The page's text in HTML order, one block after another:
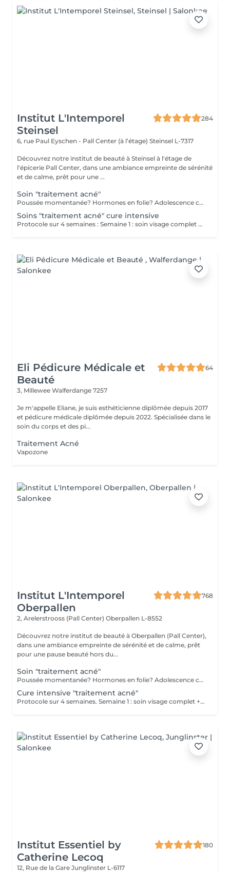
Institut L'Intemporel
Steinsel
284
6, rue Paul Eyschen - Pall Center (à l’étage) Steinsel L-7317
Découvrez notre institut de beauté à Steinsel à l'étage de
l'épicerie Pall Center, dans une ambiance empreinte de sérénité
et de calme, prêt pour une ...
Soin "traitement acné"
Poussée momentanée? Hormones en folie? Adolescence compliquée? Ce soin est pour vous. Le soin visage complet comprend un nettoyage en profondeur de la peau avec vapeur et extraction des comédons, un léger massage suivi de 20' de traitement. LED et un masque apaisant ou purifiant. Le soin flash est conseillé en entretien suite à un soin complet, entre 2 soins par exemple ou si acné plus tenace. Il comprend un nettoyage du visage, un léger massage et le traitement LED 20'. Pourquoi la LED? La puissance de la lumière LED bleue agit rapidement et efficacement pour éliminer l'acné, les imperfections et l'inflammation existantes, sans dessécher la peau. Elle régule également la production de sébum pour prévenir de futures éruptions cutanées, laissant votre peau claire, saine et lisse.
Soins "traitement acné" cure intensive
Protocole sur 4 semaines : Semaine 1 : soin visage complet + un soin flash (espacé de 2 jours minimum) Semaine 2 / 3 et 4 : 2 soins flash (espacé de 2 jours minimum) Descriptif complet : voir "Soin traitement acné"
Eli Pédicure Médicale et
Beauté
64
3, Millewee Walferdange 7257
Je m'appelle Eliane, je suis esthéticienne diplômée depuis 2017
et pédicure médicale diplômée depuis 2022. Spécialisée dans le
soin du corps et des pi...
Traitement Acné
Vapozone
Institut L'Intemporel
Oberpallen
768
2, Arelerstrooss (Pall Center) Oberpallen L-8552
Découvrez notre institut de beauté à Oberpallen (Pall Center),
dans une ambiance empreinte de sérénité et de calme, prêt
pour une pause beauté hors du...
Soin "traitement acné"
Poussée momentanée? Hormones en folie? Adolescence compliquée? Ce soin est pour vous. Le soin visage complet comprend un nettoyage en profondeur de la peau avec vapeur et extraction des comédons, un léger massage suivi de 20' de traitement LED et un masque apaisant ou purifiant. Le soin flash est conseillé en entretien suite à un soin complet, entre 2 soins par exemple ou si acné plus tenace, il comprend un nettoyage du visage, un léger massage et le traitement LED 20'. Pourquoi la LED? La puissance de la lumière LED bleue agit rapidement et efficacement pour éliminer l'acné, les imperfections et l'inflammation existantes, sans dessécher la peau. Elle régule également la production de sébum pour prévenir de futures éruptions cutanées, laissant votre peau claire, saine et lisse.
Cure intensive "traitement acné"
Protocole sur 4 semaines. Semaine 1 : soin visage complet + un soin flash (espacé de 2 jours minimum) Semaine 2 / 3 et 4 : 2 soins flash (espacé de 2 jours minimum) Descriptif complet : voir "Soin traitement acné"
Institut Essentiel by
Catherine Lecoq
180
12, Rue de la Gare Junglinster L-6117